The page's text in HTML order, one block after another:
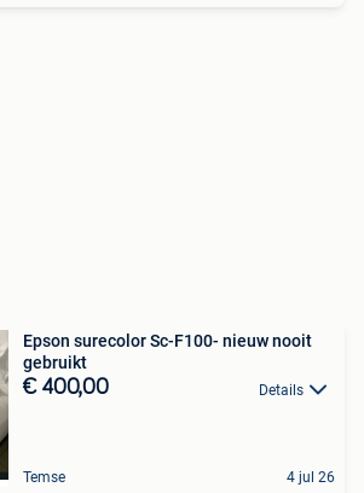
Epson surecolor Sc-F100- nieuw nooit
gebruikt
€ 400,00 Details
Temse 4 jul 26